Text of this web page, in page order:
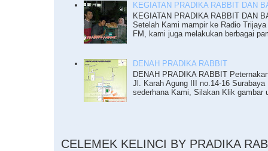
KEGIATAN PRADIKA RABBIT DAN
KEGIATAN PRADIKA RABBIT DAN
Setelah Kami mampir ke Radio
FM, kami juga melakukan berbagai
DENAH PRADIKA RABBIT
DENAH PRADIKA RABBIT
Jl. Karah Agung III no.14-16 Surabaya
sederhana Kami, Silakan Klik gambar
CELEMEK KELINCI BY PRADIKA